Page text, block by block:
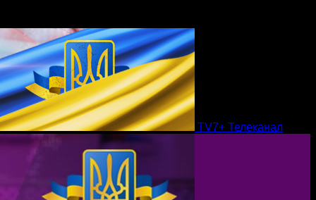
TV7+ Телеканал